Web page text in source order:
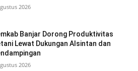
2026
Banjar Dorong Produktivitas
Lewat Dukungan Alsintan dan
2026